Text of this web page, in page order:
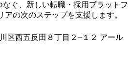
ぐ、新しい転職・採用プラットフ
アの次のステップを支援します。
区西五反田８丁目２−１２ アール